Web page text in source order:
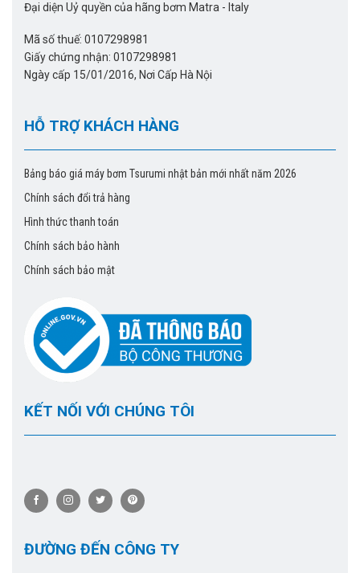
Đại diện Uỷ quyền của hãng bơm Matra - Italy
Mã số thuế: 0107298981
Giấy chứng nhận: 0107298981
Ngày cấp 15/01/2016, Nơi Cấp Hà Nội
HỖ TRỢ KHÁCH HÀNG
Bảng báo giá máy bơm Tsurumi nhật bản mới nhất năm 2026
Chính sách đổi trả hàng
Hình thức thanh toán
Chính sách bảo hành
Chính sách bảo mật
KẾT NỐI VỚI CHÚNG TÔI
ĐƯỜNG ĐẾN CÔNG TY